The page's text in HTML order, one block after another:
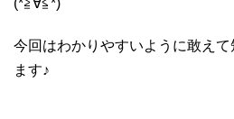
今回はわかりやすいように敢え
ます♪